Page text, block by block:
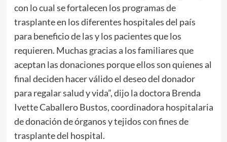
con lo cual se fortalecen los programas de
trasplante en los diferentes hospitales del país
para beneficio de las y los pacientes que los
requieren. Muchas gracias a los familiares que
aceptan las donaciones porque ellos son quienes al
final deciden hacer válido el deseo del donador
para regalar salud y vida”, dijo la doctora Brenda
Ivette Caballero Bustos, coordinadora hospitalaria
de donación de órganos y tejidos con fines de
trasplante del hospital.